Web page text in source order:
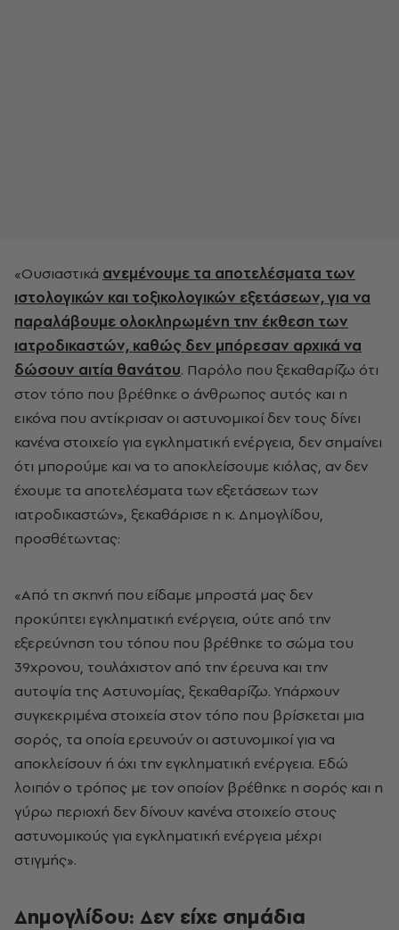
«Ουσιαστικά ανεμένουμε τα αποτελέσματα των
ιστολογικών και τοξικολογικών εξετάσεων, για να
παραλάβουμε ολοκληρωμένη την έκθεση των
ιατροδικαστών, καθώς δεν μπόρεσαν αρχικά να
δώσουν αιτία θανάτου. Παρόλο που ξεκαθαρίζω ότι
στον τόπο που βρέθηκε ο άνθρωπος αυτός και η
εικόνα που αντίκρισαν οι αστυνομικοί δεν τους δίνει
κανένα στοιχείο για εγκληματική ενέργεια, δεν σημαίνει
ότι μπορούμε και να το αποκλείσουμε κιόλας, αν δεν
έχουμε τα αποτελέσματα των εξετάσεων των
ιατροδικαστών», ξεκαθάρισε η κ. Δημογλίδου,
προσθέτωντας:
«Από τη σκηνή που είδαμε μπροστά μας δεν
προκύπτει εγκληματική ενέργεια, ούτε από την
εξερεύνηση του τόπου που βρέθηκε το σώμα του
39χρονου, τουλάχιστον από την έρευνα και την
αυτοψία της Αστυνομίας, ξεκαθαρίζω. Υπάρχουν
συγκεκριμένα στοιχεία στον τόπο που βρίσκεται μια
σορός, τα οποία ερευνούν οι αστυνομικοί για να
αποκλείσουν ή όχι την εγκληματική ενέργεια. Εδώ
λοιπόν ο τρόπος με τον οποίον βρέθηκε η σορός και η
γύρω περιοχή δεν δίνουν κανένα στοιχείο στους
αστυνομικούς για εγκληματική ενέργεια μέχρι
στιγμής».
Δημογλίδου: Δεν είχε σημάδια